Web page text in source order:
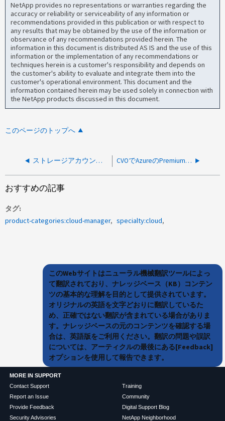
NetApp provides no representations or warranties regarding the
accuracy or reliability or serviceability of any information or
recommendations provided in this publication or with respect to
any results that may be obtained by the use of the information or
observance of any recommendations provided herein. The
information in this document is distributed AS IS and the use of this
information or the implementation of any recommendations or
techniques herein is a customer's responsibility and depends on
the customer's ability to evaluate and integrate them into the
customer's operational environment. This document and the
information contained herein may be used solely in connection with
the NetApp products discussed in this document.
このページのトップへ
ストレージアカウントのTLS（Transport Layer Security）を1.2バージョンに手動で更新する方法 CVOでAzureのPremium SSDディスクが使用されているかどうかを確認する方法
おすすめの記事
タグ
product-categories:cloud-manager
specialty:cloud
このWebサイトはニューラル機械翻訳ツールによっ
て翻訳されており、ナレッジベース（KB）コンテン
ツの基本的な理解を目的として提供されています。
オリジナルの英語を文字どおりに翻訳しているた
め、正確ではない翻訳が含まれている場合がありま
す。ナレッジベースの元のコンテンツを確認する場
合は、英語版をご利用ください。翻訳の問題や誤訳
については、アーティクルの最後にある[Feedback]
オプションを使用して報告できます。
MORE IN SUPPORT
Contact Support
Report an Issue
Provide Feedback
Security Advisories
Training
Community
Digital Support Blog
NetApp Neighborhood